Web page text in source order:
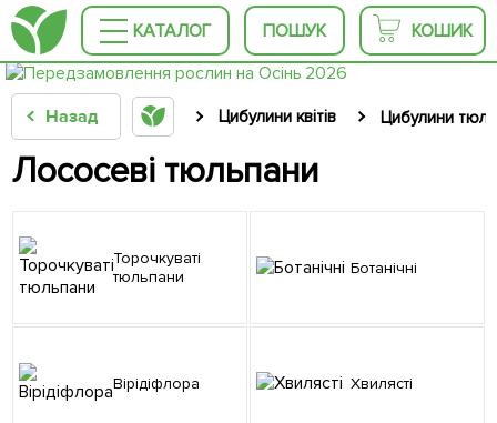
КАТАЛОГ ПОШУК КОШИК
Назад Цибулини квітів Цибулини
Лососеві тюльпани
Торочкуваті
тюльпани
Ботанічні
Вірідіфлора Хвилясті